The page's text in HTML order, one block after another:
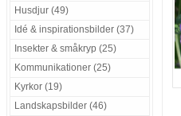
Husdjur (49)
Idé & inspirationsbilder (37)
Insekter & småkryp (25)
Kommunikationer (25)
Kyrkor (19)
Landskapsbilder (46)